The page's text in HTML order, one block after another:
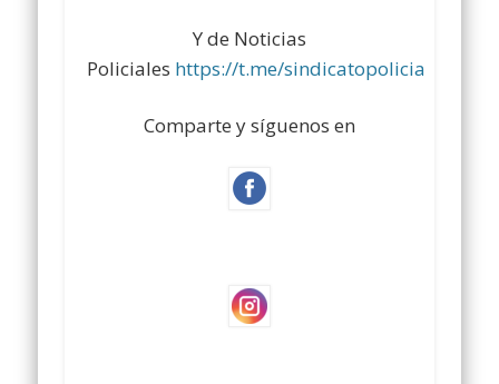
Y de Noticias
Policiales https://t.me/sindicatopolicia
Comparte y síguenos en